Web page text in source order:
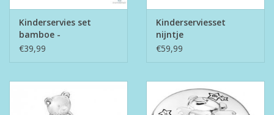
Kinderservies set
bamboe -
Hulpdiensten
€39,99
Kinderserviesset
nijntje
€59,99